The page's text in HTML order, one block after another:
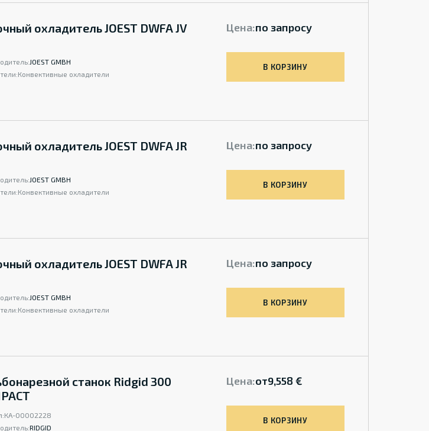
охладитель JOEST DWFA JV
JOEST GMBH
Конвективные охладители
Цена:по запросу
В КОРЗИНУ
охладитель JOEST DWFA JR
JOEST GMBH
Конвективные охладители
Цена:по запросу
В КОРЗИНУ
охладитель JOEST DWFA JR
JOEST GMBH
Конвективные охладители
Цена:по запросу
В КОРЗИНУ
станок Ridgid 300
КА-00002228
RIDGID
Цена:от9,558 €
В КОРЗИНУ